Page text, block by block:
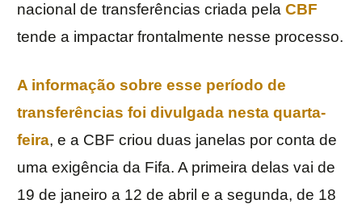
nacional de transferências criada pela CBF
tende a impactar frontalmente nesse processo.
A informação sobre esse período de
transferências foi divulgada nesta quarta-
feira, e a CBF criou duas janelas por conta de
uma exigência da Fifa. A primeira delas vai de
19 de janeiro a 12 de abril e a segunda, de 18